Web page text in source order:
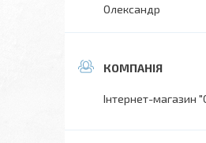
Олександр
Інтернет-магазин